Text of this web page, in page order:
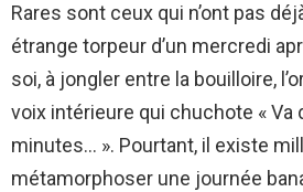
Rares sont ceux qui n’ont pas
étrange torpeur d’un mercredi
soi, à jongler entre la bouilloire,
voix intérieure qui chuchote « Va
minutes… ». Pourtant, il existe
métamorphoser une journée